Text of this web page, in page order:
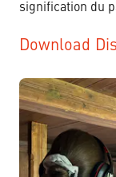
signification du
Download